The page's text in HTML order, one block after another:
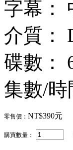
字幕：
介質：
碟數：
集數/時
零售價： NT$390元
購買數量：